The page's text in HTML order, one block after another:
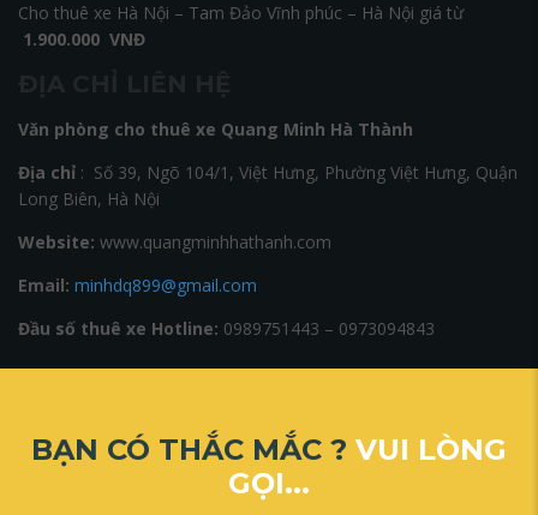
Cho thuê xe Hà Nội – Tam Đảo Vĩnh phúc – Hà Nội giá từ
1.900.000 VNĐ
Văn phòng cho thuê xe Quang Minh Hà Thành
Địa chỉ : Số 39, Ngõ 104/1, Việt Hưng, Phường Việt Hưng, Quận
Long Biên, Hà Nội
Website: www.quangminhhathanh.com
Email: minhdq899@gmail.com
Đầu số thuê xe Hotline: 0989751443 – 0973094843
BẠN CÓ THẮC MẮC ? VUI LÒNG
GỌI...